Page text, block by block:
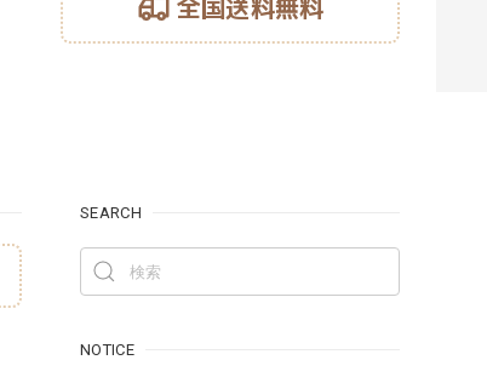
全国送料無料
SEARCH
NOTICE